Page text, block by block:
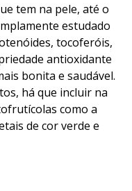
tem na pele, até o
estudado
tocoferóis,
antioxidante
bonita e saudável.
há que incluir na
como a
de cor verde e